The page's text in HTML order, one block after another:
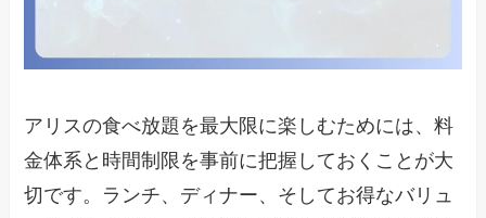
アリスの食べ放題を最大限に楽しむためには、料
金体系と時間制限を事前に把握しておくことが大
切です。ランチ、ディナー、そしてお得なバリュ